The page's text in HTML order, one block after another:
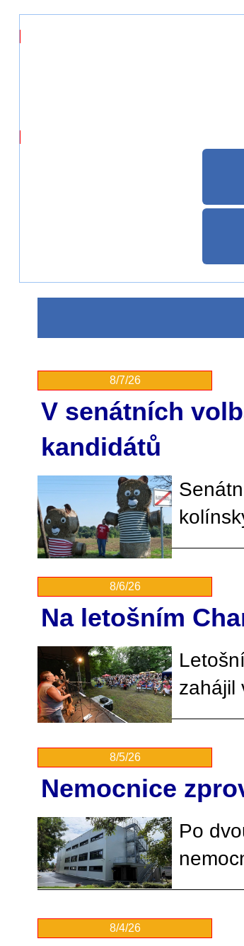
8/7/26
V senátních
kandidátů
8/6/26
Na letošním
zahájil
8/5/26
Nemocnice
Po
8/4/26